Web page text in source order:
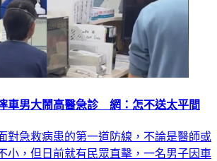
車男大鬧高醫急診 網：怎不送太平間
對急救病患的第一道防線，不論是醫師或
小，但日前就有民眾直擊，一名男子因車